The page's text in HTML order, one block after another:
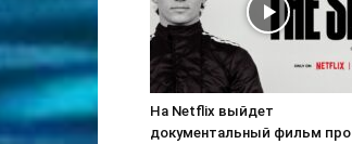
На Netflix выйдет
документальный фильм про